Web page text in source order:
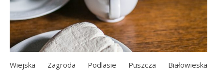
Wiejska Zagroda Podlasie Puszcza Białowieska